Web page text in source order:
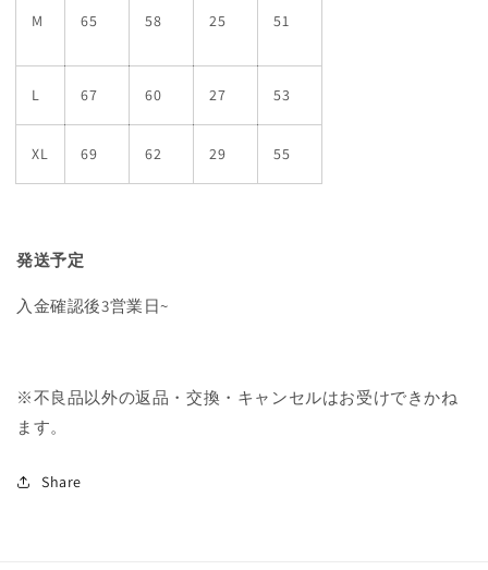
M 65 58 25 51
L 67 60 27 53
XL 69 62 29 55
発送予定
入金確認後3営業日~
※不良品以外の返品・交換・キャンセルはお受けできかね
ます。
Share